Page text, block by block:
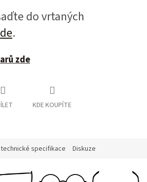
do vrtaných
.
zde
KDE KOUPÍTE
specifikace Diskuze